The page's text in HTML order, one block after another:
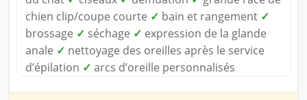
chien clip/coupe courte ✓ bain et rangement ✓
brossage ✓ séchage ✓ expression de la glande
anale ✓ nettoyage des oreilles après le service
d’épilation ✓ arcs d’oreille personnalisés